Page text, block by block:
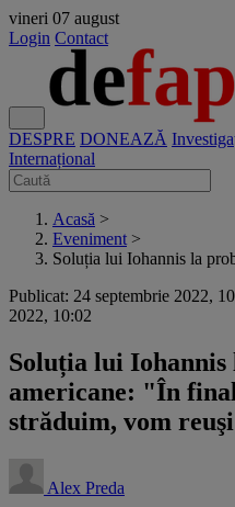
vineri 07 august
Login Contact
DESPRE DONEAZĂ
Internațional
Acasă >
Eveniment >
Soluția lui Iohannis la
Publicat: 24 septembrie 2022,
2022, 10:02
Soluția lui
americane: "În
străduim, vom
Alex Preda